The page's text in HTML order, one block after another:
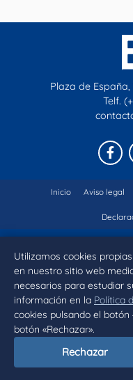
Utilizamos cookies
en nuestro sitio web
necesarios para estudiar
información en la Política
cookies pulsando el botón
botón «Rechazar».
Rechazar
Plaza de
Telf.
Inicio Aviso legal